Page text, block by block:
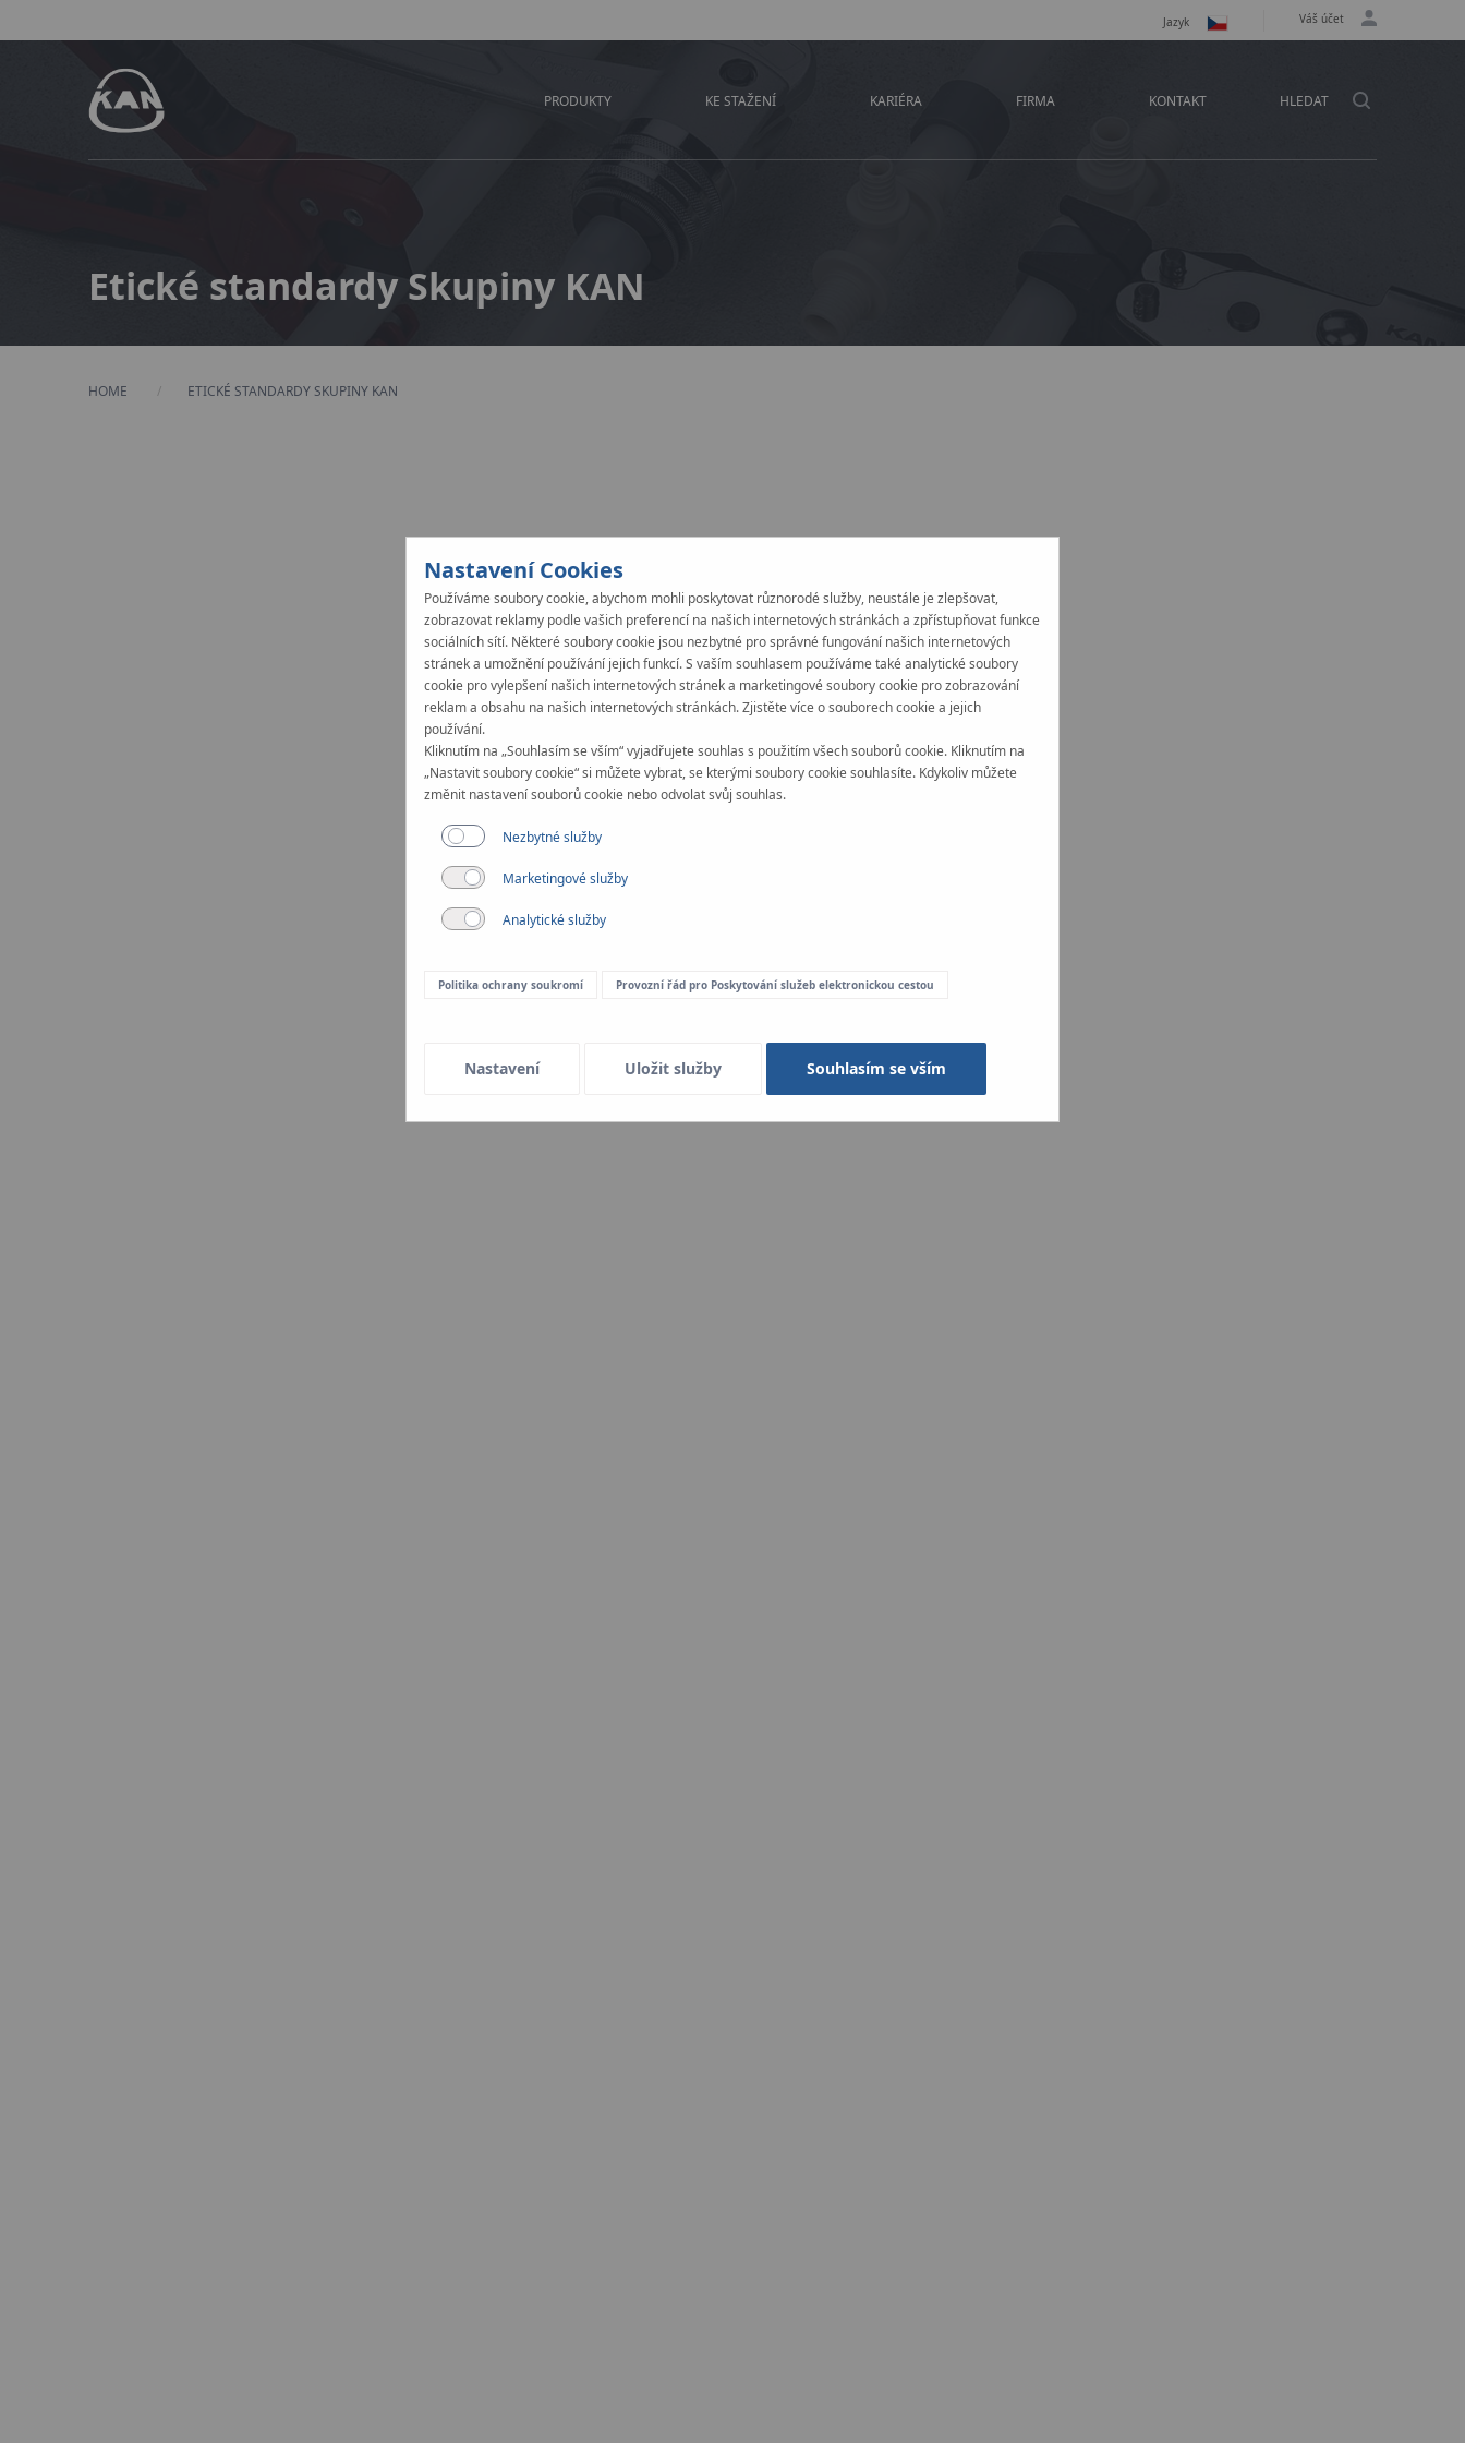
Jazyk Váš účet
PRODUKTY KE STAŽENÍ KARIÉRA FIRMA KONTAKT HLEDAT
Etické standardy Skupiny KAN
HOME CURRENT:
ETICKÉ STANDARDY SKUPINY KAN
Nastavení Cookies
Používáme soubory cookie, abychom mohli poskytovat různorodé služby, neustále je zlepšovat,
zobrazovat reklamy podle vašich preferencí na našich internetových stránkách a zpřístupňovat funkce
sociálních sítí. Některé soubory cookie jsou nezbytné pro správné fungování našich internetových
stránek a umožnění používání jejich funkcí. S vaším souhlasem používáme také analytické soubory
cookie pro vylepšení našich internetových stránek a marketingové soubory cookie pro zobrazování
reklam a obsahu na našich internetových stránkách. Zjistěte více o souborech cookie a jejich
používání.
Kliknutím na „Souhlasím se vším“ vyjadřujete souhlas s použitím všech souborů cookie. Kliknutím na
„Nastavit soubory cookie“ si můžete vybrat, se kterými soubory cookie souhlasíte. Kdykoliv můžete
změnit nastavení souborů cookie nebo odvolat svůj souhlas.
Nezbytné služby
Marketingové služby
Analytické služby
Politika ochrany soukromí Provozní řád pro Poskytování služeb elektronickou cestou
Nastavení Uložit služby Souhlasím se vším